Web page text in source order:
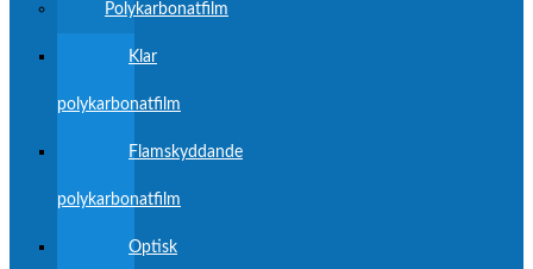
Polykarbonatfilm
Klar
polykarbonatfilm
Flamskyddande
polykarbonatfilm
Optisk